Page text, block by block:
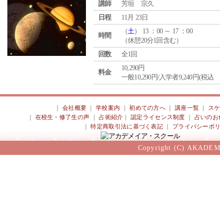
講師
芳垣 宗久
日程
11月 23日
時間
（土） 13 ：00 ～ 17 ：00
（休憩20分1回含む）
回数
全1回
料金
10,290円
一般10,290円/入学者9,240円(税込
会社概要 ｜学校案内 ｜初めての方へ 講座一覧
ス
在校生・修了生の声 ｜占術紹介 ｜認定ライセンス制度
占いのお
｜特定商取引法に基づく表記 プライバシーポ
Copyright (C)